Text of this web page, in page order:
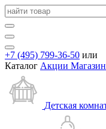
+7 (495) 799-36-50 или
Каталог Акции
Детская